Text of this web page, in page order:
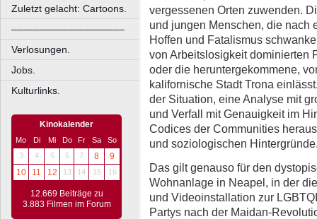
Zuletzt gelacht: Cartoons.
––––––––––––––––––––
Verlosungen.
Jobs.
Kulturlinks.
Kinokalender
Mo Di Mi Do Fr Sa
So
3
4 5 6 7 8
9
10
11 12 13 14 15 16
12.669 Beiträge zu
3.883 Filmen im Forum
vergessenen Orten zuwenden.
und jungen Menschen, die nach
Hoffen und Fatalismus
von Arbeitslosigkeit dominierten
oder die heruntergekommene,
kalifornische Stadt Trona
der Situation, eine Analyse mit
und Verfall mit Genauigkeit im
Codices der Communities
und soziologischen
Das gilt genauso für den
Wohnanlage in Neapel, in der
und Videoinstallation zur
Partys nach der Maidan-